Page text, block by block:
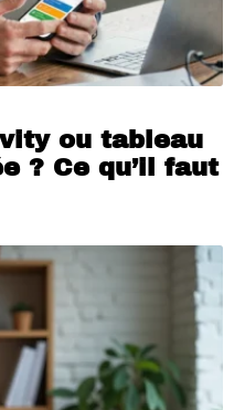
ou tableau
? Ce qu’il faut